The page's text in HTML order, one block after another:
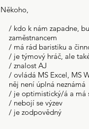
/ kdo k nám zapadne,
zaměstnancem
/ má rád baristiku a
/ je týmový hráč, ale
/ znalost AJ
/ ovládá MS Excel, MS
něj není úplná neznámá
/ je optimistický/á a má
/ nebojí se výzev
/ je zodpovědný
Někoho,